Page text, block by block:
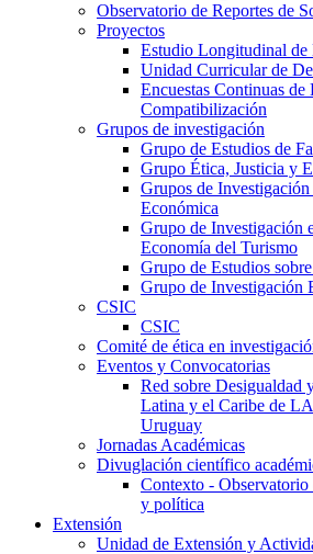
Observatorio de Reportes de
Proyectos
Estudio Longitudinal de
Unidad Curricular de
Encuestas Continuas de
Compatibilización
Grupos de investigación
Grupo de Estudios de
Grupo Ética, Justicia y
Grupos de
Económica
Grupo de Investigación
Economía del Turismo
Grupo de Estudios
Grupo de Investigación
CSIC
CSIC
Comité de ética en
Eventos y Convocatorias
Red sobre Desigualdad
Latina y el Caribe de
Uruguay
Jornadas Académicas
Divuglación científico
Contexto -
y política
Extensión
Unidad de Extensión y